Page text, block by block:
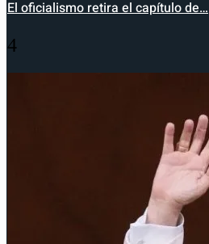
El oficialismo retira el capítulo de…
4